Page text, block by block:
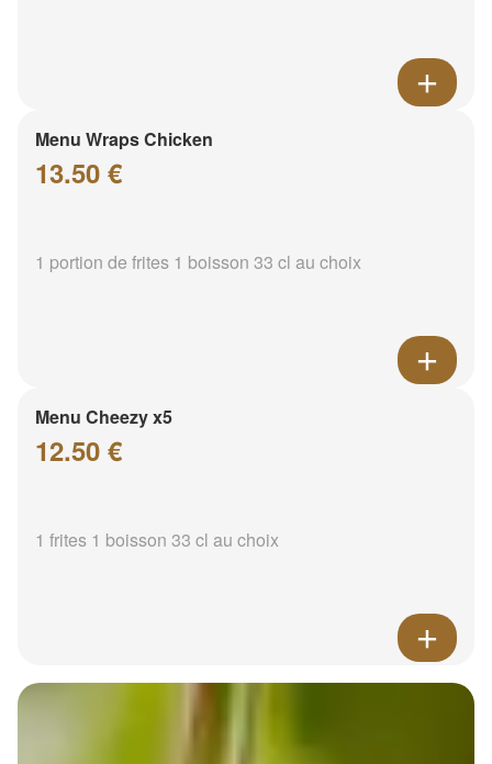
Menu Wraps Chicken
13.50 €
1 portion de frites 1 boisson 33 cl au choix
Menu Cheezy x5
12.50 €
1 frites 1 boisson 33 cl au choix